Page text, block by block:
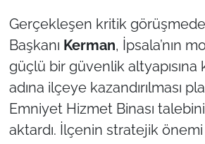
Gerçekleşen kritik
Başkanı Kerman, İpsala’nın
güçlü bir güvenlik altyapısına
adına ilçeye kazandırılması
Emniyet Hizmet Binası
aktardı. İlçenin stratejik
İş Dünyası
Bilim Teknoloji
English News
Canlı Maç